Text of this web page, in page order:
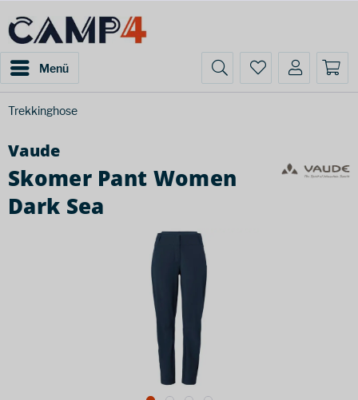
Menü
Trekkinghose
Vaude
Skomer Pant Women
Dark Sea